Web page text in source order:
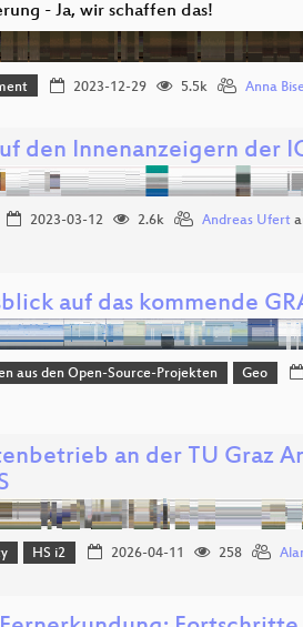
- Ja, wir schaffen das!
2023-12-29 5.5k Anna
den Innenanzeigern der
2023-03-12 2.6k Andreas Ufert
auf das kommende
aus den Open-Source-Projekten Geo
an der TU Graz
HS i2 2026-04-11 258